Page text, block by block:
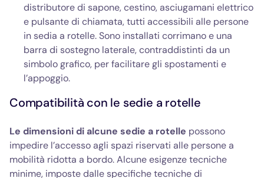
distributore di sapone, cestino, asciugamani elettrico
e pulsante di chiamata, tutti accessibili alle persone
in sedia a rotelle. Sono installati corrimano e una
barra di sostegno laterale, contraddistinti da un
simbolo grafico, per facilitare gli spostamenti e
l’appoggio.
Compatibilità con le sedie a rotelle
Le dimensioni di alcune sedie a rotelle possono
impedire l’accesso agli spazi riservati alle persone a
mobilità ridotta a bordo. Alcune esigenze tecniche
minime, imposte dalle specifiche tecniche di